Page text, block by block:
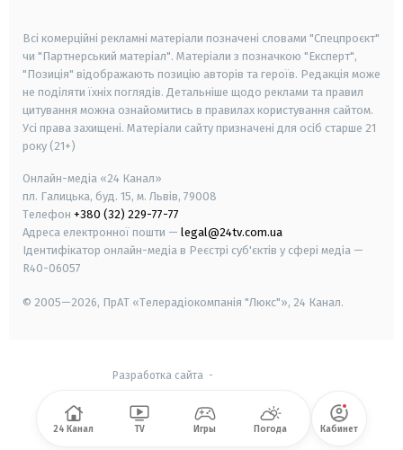
Всі комерційні рекламні матеріали позначені словами "Спецпроєкт"
чи "Партнерський матеріал". Матеріали з позначкою "Експерт",
"Позиція" відображають позицію авторів та героїв. Редакція може
не поділяти їхніх поглядів. Детальніше щодо реклами та правил
цитування можна ознайомитись в правилах користування сайтом.
Усі права захищені. Матеріали сайту призначені для осіб старше 21
року (21+)
Онлайн-медіа «24 Канал»
пл. Галицька, буд. 15, м. Львів, 79008
Телефон +380 (32) 229-77-77
Адреса електронної пошти — legal@24tv.com.ua
Ідентифікатор онлайн-медіа в Реєстрі суб'єктів у сфері медіа —
R40-06057
© 2005—2026, ПрАТ «Телерадіокомпанія "Люкс"», 24 Канал.
Разработка сайта -
24 Канал TV Игры Погода Кабинет